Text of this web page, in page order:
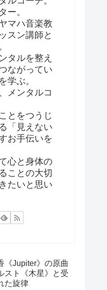
ー。
マハ音楽教
スン講師と
タルを整え
ながってい
学ぶ。
メンタルコ
とをつうじ
「見えない
お手伝いを
心と身体の
ことの大切
たいと思い
《Jupiter》の原曲
スト《木星》と受
た旋律